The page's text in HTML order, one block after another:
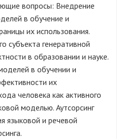
вопросы: Внедрение
в обучение и
их использования.
субъекта генеративной
в образовании и науке.
в обучении и
их
человека как активного
моделью. Аутсорсинг
языковой и речевой